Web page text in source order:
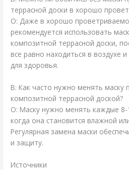
террасной доски в хорошо
О: Даже в хорошо
рекомендуется использовать
композитной террасной доски,
все равно находиться в воздухе
для здоровья.
В: Как часто нужно менять маску
композитной террасной доской?
О: Маску нужно менять каждые 8-
когда она становится влажной
Регулярная замена маски
и защиту.
Источники